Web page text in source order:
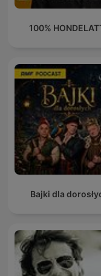
100%
Bajki dla